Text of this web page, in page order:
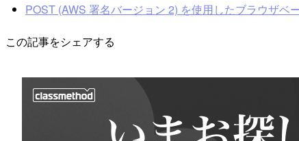
POST (AWS 署名バージョン 2) を使用したブラウザベ
この記事をシェアする